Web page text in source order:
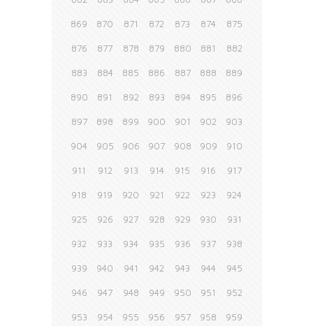
869 870 871 872 873 874 875
876 877 878 879 880 881 882
883 884 885 886 887 888 889
890 891 892 893 894 895 896
897 898 899 900 901 902 903
904 905 906 907 908 909 910
911 912 913 914 915 916 917
918 919 920 921 922 923 924
925 926 927 928 929 930 931
932 933 934 935 936 937 938
939 940 941 942 943 944 945
946 947 948 949 950 951 952
953 954 955 956 957 958 959